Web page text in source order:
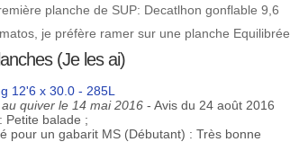
planche de SUP: Decatlhon gonflable 9,6
je préfère ramer sur une planche Equilibrée
(Je les ai)
12'6 x 30.0 - 285L
quiver le 14 mai 2016 - Avis du 24 août 2016
Petite balade ;
pour un gabarit MS (Débutant) : Très bonne